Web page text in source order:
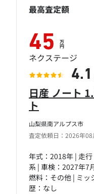
山梨県南アルプス市
査定依頼日：2026年08
日産 ノート
ト
年式：2018年 | 走
系 | 車検：2027年7
燃料：その他 | ミッ
歴：なし
最高査定額
45 万
円
ネクステージ
4.1